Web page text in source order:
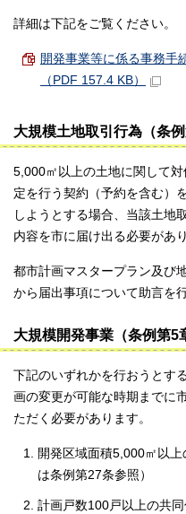
詳細は下記をご覧ください。
開発事業等に係る事務手
（PDF 157.4 KB）
大規模土地取引行為（条例
5,000㎡以上の土地に関して
定を行う契約（予約を含む）
しようとする場合、当該土地
内容を市に届け出る必要があ
都市計画マスタープラン及び
から届出事項について助言を
大規模開発事業（条例第5
下記のいずれかを行おうとす
画の変更が可能な時期までに
ただく必要があります。
開発区域面積5,000㎡以
は条例第27条参照）
計画戸数100戸以上の共